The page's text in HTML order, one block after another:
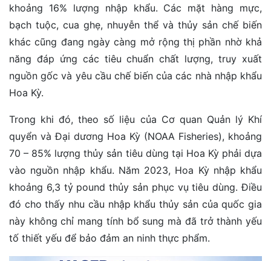
khoảng 16% lượng nhập khẩu. Các mặt hàng mực,
bạch tuộc, cua ghẹ, nhuyễn thể và thủy sản chế biến
khác cũng đang ngày càng mở rộng thị phần nhờ khả
năng đáp ứng các tiêu chuẩn chất lượng, truy xuất
nguồn gốc và yêu cầu chế biến của các nhà nhập khẩu
Hoa Kỳ.
Trong khi đó, theo số liệu của Cơ quan Quản lý Khí
quyển và Đại dương Hoa Kỳ (NOAA Fisheries), khoảng
70 – 85% lượng thủy sản tiêu dùng tại Hoa Kỳ phải dựa
vào nguồn nhập khẩu. Năm 2023, Hoa Kỳ nhập khẩu
khoảng 6,3 tỷ pound thủy sản phục vụ tiêu dùng. Điều
đó cho thấy nhu cầu nhập khẩu thủy sản của quốc gia
này không chỉ mang tính bổ sung mà đã trở thành yếu
tố thiết yếu để bảo đảm an ninh thực phẩm.